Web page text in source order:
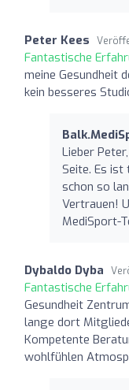
Peter Kees
Fantastische
meine Gesundheit
kein besseres
Lieber
Seite. Es ist
schon so
Vertrauen!
MediSport-
Dybaldo Dyba
Fantastische
Gesundheit
lange dort
Kompetente
wohlfühlen